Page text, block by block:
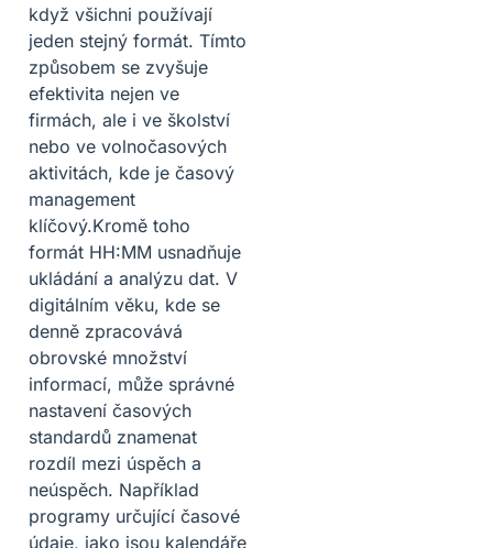
když všichni používají
jeden stejný formát. Tímto
způsobem se zvyšuje
efektivita nejen ve
firmách, ale i ve školství
nebo ve volnočasových
aktivitách, kde je časový
management
klíčový.Kromě toho
formát HH:MM usnadňuje
ukládání a analýzu dat. V
digitálním věku, kde se
denně zpracovává
obrovské množství
informací, může správné
nastavení časových
standardů znamenat
rozdíl mezi úspěch a
neúspěch. Například
programy určující časové
údaje, jako jsou kalendáře